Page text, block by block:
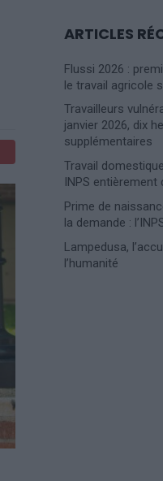
ARTICLES
Flussi 2026 :
le travail agricole
Travailleurs
janvier 2026, dix
supplémentaires
Travail
INPS
Prime de
la demande :
Lampedusa,
l’humanité